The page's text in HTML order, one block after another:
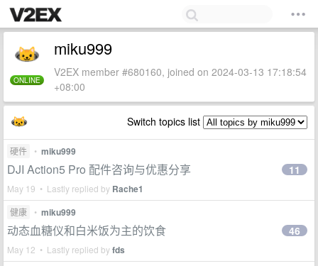
ONLINE
miku999
V2EX member #680160, joined on 2024-03-13 17:18:54
+08:00
Switch topics list
硬件 • miku999
DJI Action5 Pro 配件咨询与优惠分享
May 19 • Lastly replied by Rache1
11
健康 • miku999
动态血糖仪和白米饭为主的饮食
May 12 • Lastly replied byfds
46